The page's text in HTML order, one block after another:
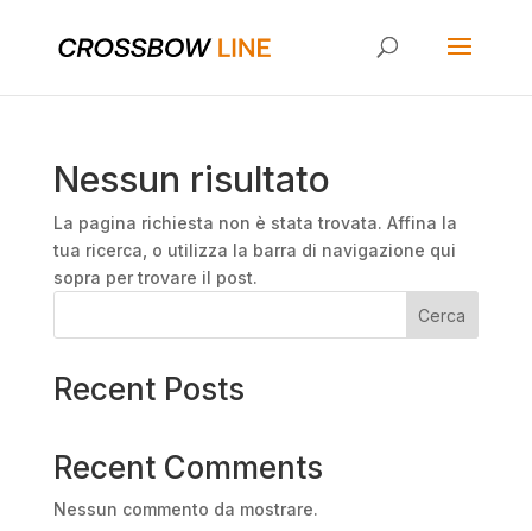
Nessun risultato
La pagina richiesta non è stata trovata. Affina la
tua ricerca, o utilizza la barra di navigazione qui
sopra per trovare il post.
Cerca
Recent Posts
Recent Comments
Nessun commento da mostrare.